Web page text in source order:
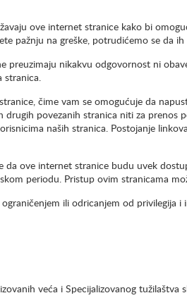
ove internet stranice kako bi
pažnju na greške, potrudićemo se da ih
preuzimaju nikakvu odgovornost ni
stranica.
čime vam se omogućuje da
povezanih stranica niti za
naših stranica. Postojanje
da ove internet stranice budu uvek
periodu. Pristup ovim stranicama
ili odricanjem od privilegija
veća i Specijalizovanog tužilaštva